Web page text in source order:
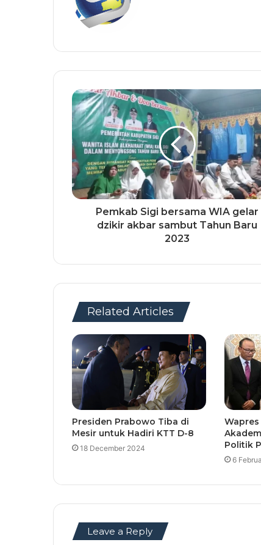
Pemkab Sigi bersama WIA gelar
dzikir akbar sambut Tahun Baru
2023
Related Articles
Presiden Prabowo Tiba di
Mesir untuk Hadiri KTT D-8
18 December 2024
Politik
6
Leave a Reply